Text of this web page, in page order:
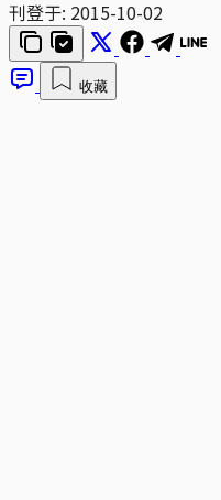
刊登于: 2015-10-02
收藏